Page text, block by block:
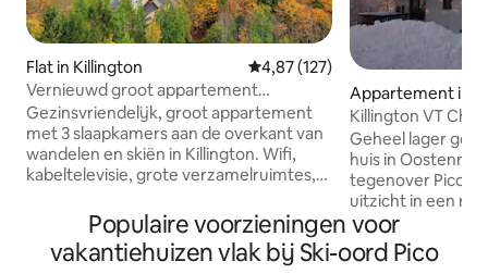
Flat in Killington Gemiddelde beoordeling van
4,87 (127)
Vernieuwd groot appartement
tegenover AT en skiën
Gezinsvriendelijk, groot appartement
met 3 slaapkamers aan de overkant van
wandelen en skiën in Killington. Wifi,
kabeltelevisie, grote verzamelruimtes,
en onbeperkt gratis brandhout in de
winter. Veel après-ski chique details
maken dit een stijlvol maar comfortabel
Appartement in
Killington VT
Geheel lager
huis in
tegenover Pico
uitzicht in een
bewaard
Appalachian &
achtertuin. Slechts 2 mijl naar Killington
Populaire voorzieningen voor
vakantiehuizen vlak bij Ski-oord Pico